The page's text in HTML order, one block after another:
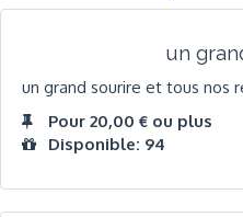
un
un grand sourire et tous nos
Pour 20,00 € ou plus
Disponible: 94